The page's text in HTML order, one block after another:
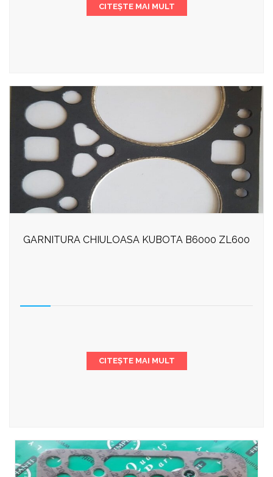
CITEȘTE MAI MULT
GARNITURA CHIULOASA KUBOTA B6000 ZL600
CITEȘTE MAI MULT